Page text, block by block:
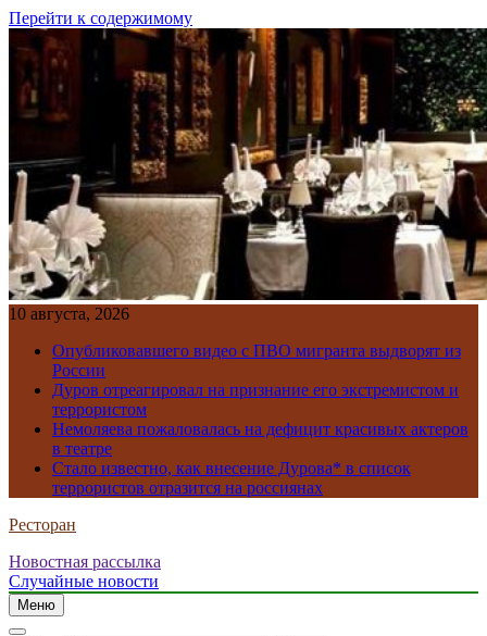
Перейти к содержимому
10 августа, 2026
Опубликовавшего видео с ПВО мигранта выдворят из
России
Дуров отреагировал на признание его экстремистом и
террористом
Немоляева пожаловалась на дефицит красивых актеров
в театре
Стало известно, как внесение Дурова* в список
террористов отразится на россиянах
Ресторан
Новостная рассылка
Случайные новости
Меню